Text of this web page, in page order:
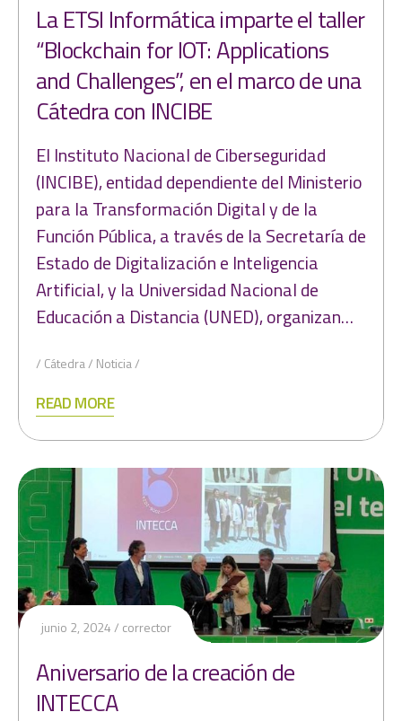
La ETSI Informática imparte el taller
“Blockchain for IOT: Applications
and Challenges”, en el marco de una
Cátedra con INCIBE
El Instituto Nacional de Ciberseguridad
(INCIBE), entidad dependiente del Ministerio
para la Transformación Digital y de la
Función Pública, a través de la Secretaría de
Estado de Digitalización e Inteligencia
Artificial, y la Universidad Nacional de
Educación a Distancia (UNED), organizan…
Cátedra Noticia
READ MORE
junio 2, 2024 corrector
Aniversario de la creación de
INTECCA